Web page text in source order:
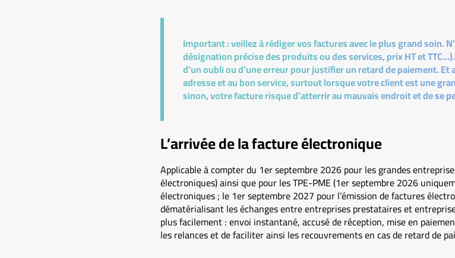
Important :veillez à rédiger vos factures avec le plus grand soin.
désignation précise des produits ou des services, prix HT et
d’un oubli ou d’une erreur pour justifier un retard de paiement.
adresse et au bon service, surtout lorsque votre client est une
sinon, votre facture risque d’atterrir au mauvais endroit et de se
L’arrivée de la facture électronique
Applicable à compter du 1er septembre 2026 pour les grandes
électroniques) ainsi que pour les TPE-PME (1er septembre 2026
électroniques ; le 1er septembre 2027 pour l’émission de factures
dématérialisant les échanges entre entreprises prestataires et
plus facilement : envoi instantané, accusé de réception, mise en
les relances et de faciliter ainsi les recouvrements en cas de retard de